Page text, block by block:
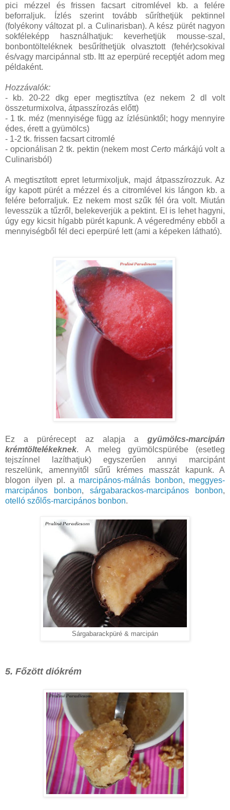
pici mézzel és frissen facsart citromlével kb. a felére
beforraljuk. Ízlés szerint tovább sűríthetjük pektinnel
(folyékony változat pl. a Culinarisban). A kész pürét nagyon
sokféleképp használhatjuk: keverhetjük mousse-szal,
bonbontölteléknek besűríthetjük olvasztott (fehér)csokival
és/vagy marcipánnal stb. Itt az eperpüré receptjét adom meg
példaként.
Hozzávalók:
- kb. 20-22 dkg eper megtisztítva (ez nekem 2 dl volt
összeturmixolva, átpasszírozás előtt)
- 1 tk. méz (mennyisége függ az ízlésünktől; hogy mennyire
édes, érett a gyümölcs)
- 1-2 tk. frissen facsart citromlé
- opcionálisan 2 tk. pektin (nekem most Certomárkájú volt a
Culinarisból)
A megtisztított epret leturmixoljuk, majd átpasszírozzuk. Az
így kapott pürét a mézzel és a citromlével kis lángon kb. a
felére beforraljuk. Ez nekem most szűk fél óra volt. Miután
levesszük a tűzről, belekeverjük a pektint. El is lehet hagyni,
úgy egy kicsit hígabb pürét kapunk. A végeredmény ebből a
mennyiségből fél deci eperpüré lett (ami a képeken látható).
Ez a pürérecept az alapja a gyümölcs-marcipán
krémtöltelékeknek. A meleg gyümölcspürébe (esetleg
tejszínnel lazíthatjuk) egyszerűen annyi marcipánt
reszelünk, amennyitől sűrű krémes masszát kapunk. A
blogon ilyen pl. a marcipános-málnás bonbon, meggyes-
marcipános bonbon, sárgabarackos-marcipános bonbon,
otelló szőlős-marcipános bonbon.
Sárgabarackpüré & marcipán
5. Főzött diókrém